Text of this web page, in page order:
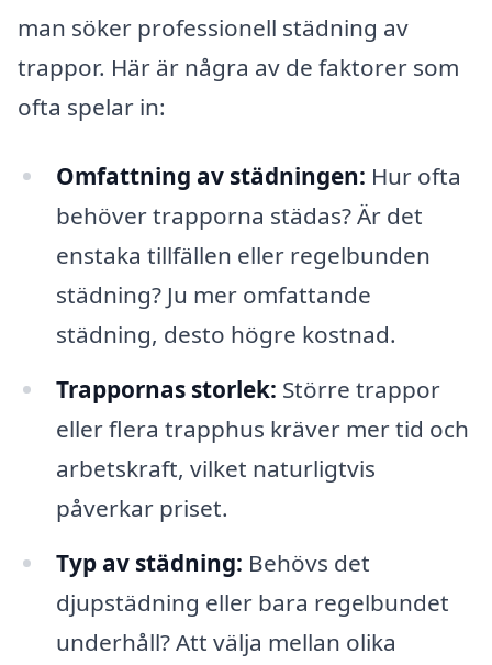
man söker professionell städning av
trappor. Här är några av de faktorer som
ofta spelar in:
Omfattning av städningen: Hur ofta
behöver trapporna städas? Är det
enstaka tillfällen eller regelbunden
städning? Ju mer omfattande
städning, desto högre kostnad.
Trappornas storlek: Större trappor
eller flera trapphus kräver mer tid och
arbetskraft, vilket naturligtvis
påverkar priset.
Typ av städning: Behövs det
djupstädning eller bara regelbundet
underhåll? Att välja mellan olika